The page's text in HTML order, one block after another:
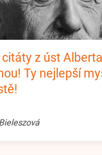
z úst
Ty nejlepší